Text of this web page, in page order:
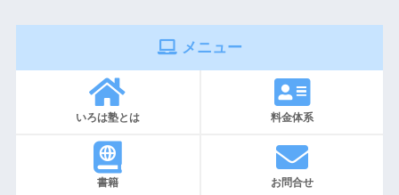
メニュー
いろは塾とは 料金体系
書籍 お問合せ